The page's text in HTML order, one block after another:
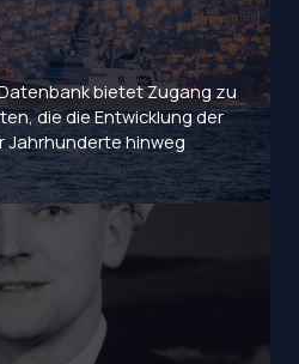
bietet Zugang zu
die die Entwicklung der
Jahrhunderte hinweg